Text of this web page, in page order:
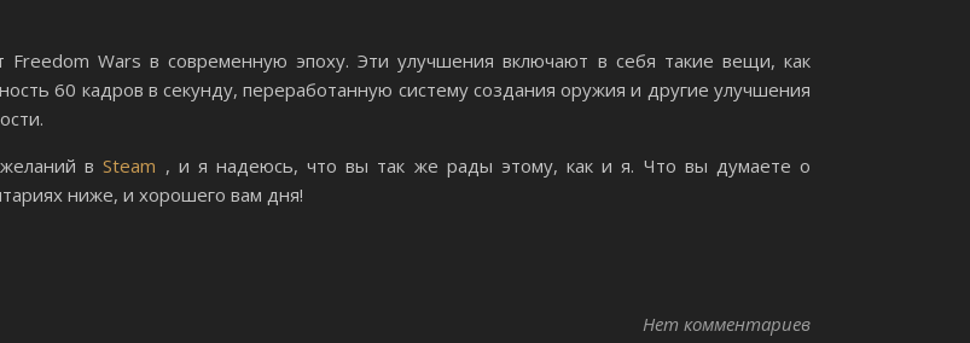
Wars в современную эпоху. Эти улучшения включают в себя такие вещи, как
60 кадров в секунду, переработанную систему создания оружия и другие улучшения
желаний вSteam , и я надеюсь, что вы так же рады этому, как и я. Что вы думаете о
ниже, и хорошего вам дня!
Нет комментариев